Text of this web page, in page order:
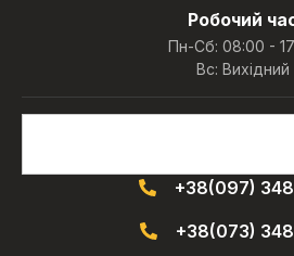
Робочий
Пн-Сб: 08:00 -
Вс: Вихідний
+38(097)
+38(073)